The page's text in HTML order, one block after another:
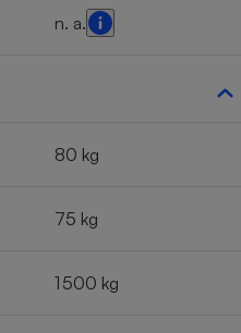
n. a.
80 kg
75 kg
1 500 kg